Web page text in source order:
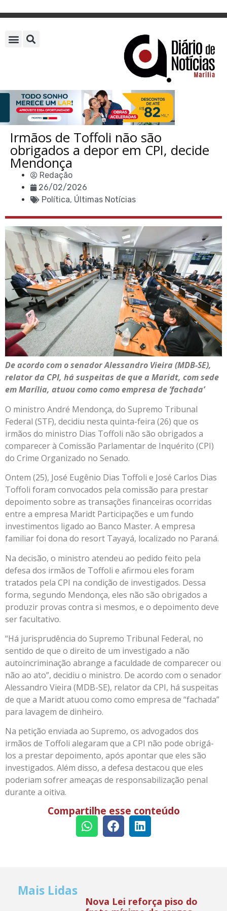
Irmãos de Toffoli não são
obrigados a depor em CPI, decide
Mendonça
Redação
26/02/2026
Política, Últimas Notícias
De acordo com o senador Alessandro Vieira (MDB-SE),
relator da CPI, há suspeitas de que a Maridt, com sede
em Marília, atuou como como empresa de ‘fachada’
O ministro André Mendonça, do Supremo Tribunal
Federal (STF), decidiu nesta quinta-feira (26) que os
irmãos do ministro Dias Toffoli não são obrigados a
comparecer à Comissão Parlamentar de Inquérito (CPI)
do Crime Organizado no Senado.
Ontem (25), José Eugênio Dias Toffoli e José Carlos Dias
Toffoli foram convocados pela comissão para prestar
depoimento sobre as transações financeiras ocorridas
entre a empresa Maridt Participações e um fundo
investimentos ligado ao Banco Master. A empresa
familiar foi dona do resort Tayayá, localizado no Paraná.
Na decisão, o ministro atendeu ao pedido feito pela
defesa dos irmãos de Toffoli e afirmou eles foram
tratados pela CPI na condição de investigados. Dessa
forma, segundo Mendonça, eles não são obrigados a
produzir provas contra si mesmos, e o depoimento deve
ser facultativo.
“Há jurisprudência do Supremo Tribunal Federal, no
sentido de que o direito de um investigado a não
autoincriminação abrange a faculdade de comparecer ou
não ao ato”, decidiu o ministro. De acordo com o senador
Alessandro Vieira (MDB-SE), relator da CPI, há suspeitas
de que a Maridt atuou como como empresa de “fachada”
para lavagem de dinheiro.
Na petição enviada ao Supremo, os advogados dos
irmãos de Toffoli alegaram que a CPI não pode obrigá-
los a prestar depoimento, após apontar que eles são
investigados. Além disso, a defesa destacou que eles
poderiam sofrer ameaças de responsabilização penal
durante a oitiva.
Compartilhe esse conteúdo
Mais Lidas
Nova Lei reforça piso do